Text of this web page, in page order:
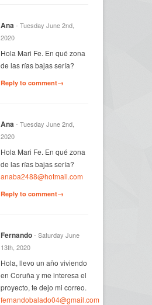
Ana- Tuesday June 2nd,
2020
Hola Mari Fe. En qué zona
de las rías bajas sería?
Reply to comment→
Ana- Tuesday June 2nd,
2020
Hola Mari Fe. En qué zona
de las rías bajas sería?
anaba2488@hotmail.com
Reply to comment→
Fernando- Saturday June
13th, 2020
Hola, llevo un año viviendo
en Coruña y me interesa el
proyecto, te dejo mi correo.
fernandobalado04@gmail.com